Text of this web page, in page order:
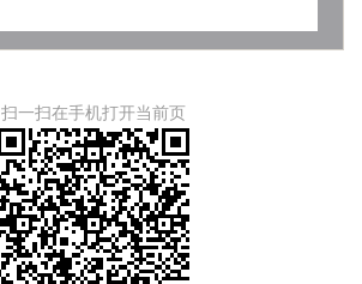
扫一扫在手机打开当前页